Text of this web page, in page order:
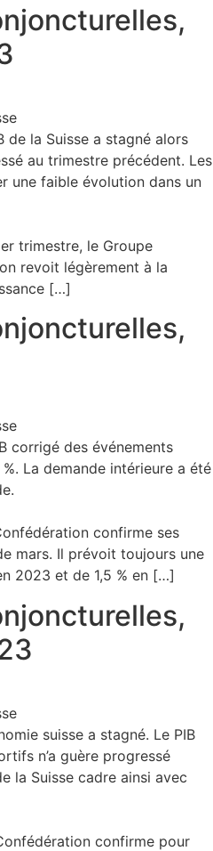
de la Suisse a stagné alors
au trimestre précédent. Les
une faible évolution dans un
trimestre, le Groupe
revoit légèrement à la
[…]
corrigé des événements
La demande intérieure a été
confirme ses
mars. Il prévoit toujours une
2023 et de 1,5 % en […]
suisse a stagné. Le PIB
n’a guère progressé
la Suisse cadre ainsi avec
confirme pour